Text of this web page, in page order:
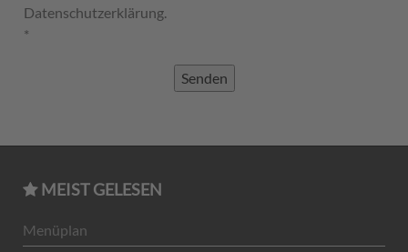
Datenschutzerklärung.
*
MEIST GELESEN
Menüplan